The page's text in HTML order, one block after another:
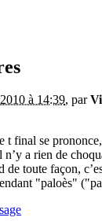
à 14:39, par
t final se
a rien de
de toute façon,
"paloès"